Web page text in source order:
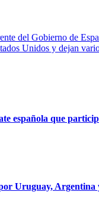
del Gobierno de
Unidos y dejan
española que
Uruguay, Argentina